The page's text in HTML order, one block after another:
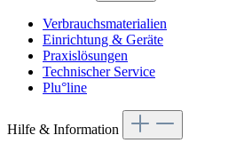
Verbrauchsmaterialien
Einrichtung & Geräte
Praxislösungen
Technischer Service
Plu°line
Hilfe & Information